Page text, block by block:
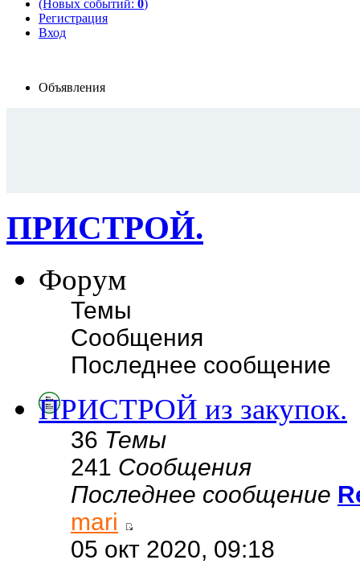
(Новых событий: 0)
Регистрация
Вход
Объявления
ПРИСТРОЙ.
Форум
Темы
Сообщения
Последнее сообщение
ПРИСТРОЙ из закупок.
36 Темы
241 Сообщения
Последнее сообщение
mari
05 окт 2020, 09:18